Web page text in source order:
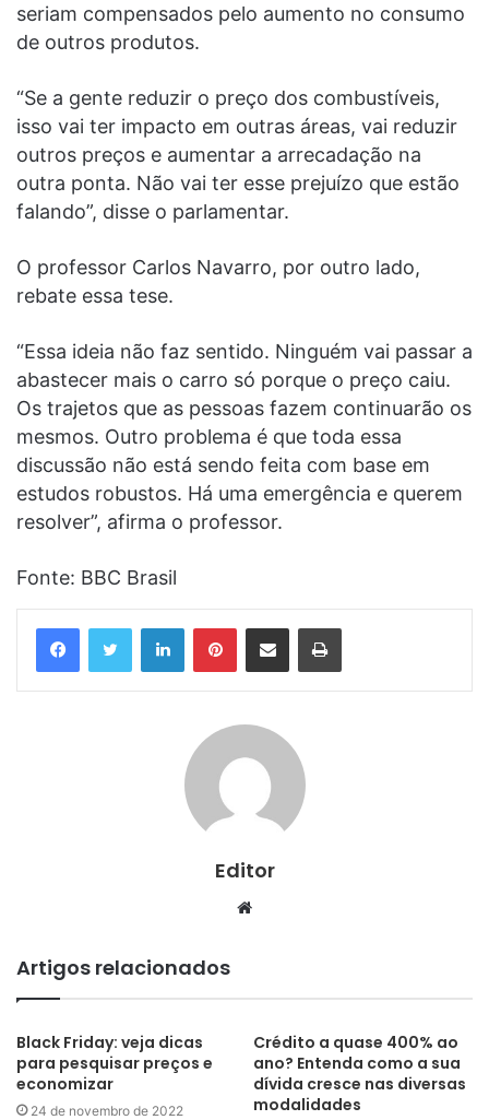
seriam compensados pelo aumento no consumo
de outros produtos.
“Se a gente reduzir o preço dos combustíveis,
isso vai ter impacto em outras áreas, vai reduzir
outros preços e aumentar a arrecadação na
outra ponta. Não vai ter esse prejuízo que estão
falando”, disse o parlamentar.
O professor Carlos Navarro, por outro lado,
rebate essa tese.
“Essa ideia não faz sentido. Ninguém vai passar a
abastecer mais o carro só porque o preço caiu.
Os trajetos que as pessoas fazem continuarão os
mesmos. Outro problema é que toda essa
discussão não está sendo feita com base em
estudos robustos. Há uma emergência e querem
resolver”, afirma o professor.
Fonte: BBC Brasil
LinkedinPinterestCompartilhar via e-mail Imprimir
Editor
Website
Artigos relacionados
Black Friday: veja dicas
para pesquisar preços e
economizar
24 de novembro de 2022
Crédito a quase 400% ao
ano? Entenda como a sua
dívida cresce nas diversas
modalidades